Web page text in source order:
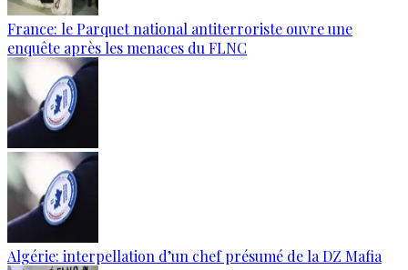
France: le Parquet national antiterroriste ouvre une
enquête après les menaces du FLNC
Algérie: interpellation d’un chef présumé de la DZ Mafia